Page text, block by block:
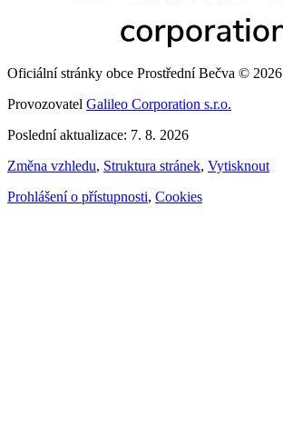
Oficiální stránky obce Prostřední Bečva © 2026
Provozovatel Galileo Corporation s.r.o.
Poslední aktualizace: 7. 8. 2026
Změna vzhledu, Struktura stránek, Vytisknout
Prohlášení o přístupnosti, Cookies